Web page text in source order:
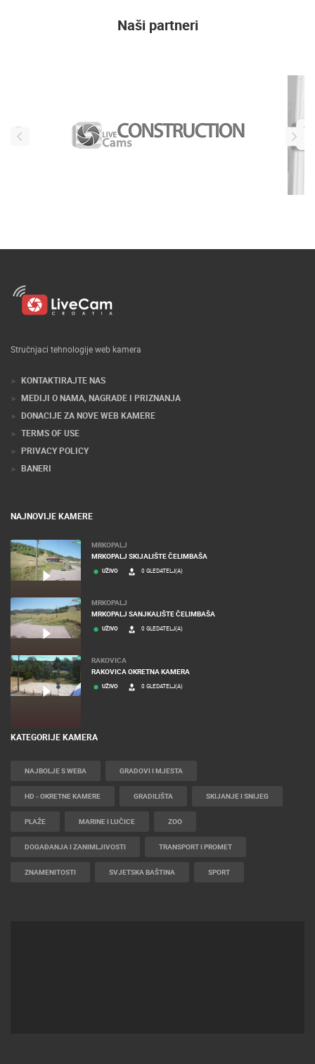
Naši partneri
Stručnjaci tehnologije web kamera
KONTAKTIRAJTE NAS
MEDIJI O NAMA, NAGRADE I PRIZNANJA
DONACIJE ZA NOVE WEB KAMERE
TERMS OF USE
PRIVACY POLICY
BANERI
NAJNOVIJE KAMERE
MRKOPALJ
MRKOPALJ SKIJALIŠTE ČELIMBAŠA
UŽIVO 0 GLEDATELJ(A)
MRKOPALJ
MRKOPALJ SANJKALIŠTE ČELIMBAŠA
UŽIVO 0 GLEDATELJ(A)
RAKOVICA
RAKOVICA OKRETNA KAMERA
UŽIVO 0 GLEDATELJ(A)
KATEGORIJE KAMERA
NAJBOLJE S WEBA GRADOVI I MJESTA
HD - OKRETNE KAMERE GRADILIŠTA SKIJANJE I SNIJEG
PLAŽE MARINE I LUČICE ZOO
DOGAĐANJA I ZANIMLJIVOSTI TRANSPORT I PROMET
ZNAMENITOSTI SVJETSKA BAŠTINA SPORT